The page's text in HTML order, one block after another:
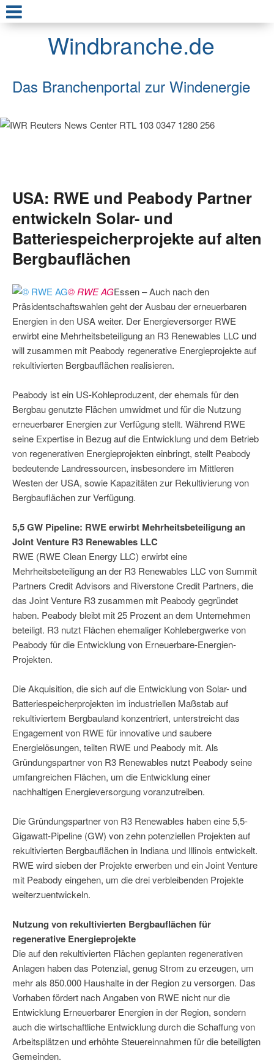
Windbranche.de
Das Branchenportal zur Windenergie
USA: RWE und Peabody Partner
entwickeln Solar- und
Batteriespeicherprojekte auf alten
Bergbauflächen
© RWE AGEssen – Auch nach den
Präsidentschaftswahlen geht der Ausbau der erneuerbaren
Energien in den USA weiter. Der Energieversorger RWE
erwirbt eine Mehrheitsbeteiligung an R3 Renewables LLC und
will zusammen mit Peabody regenerative Energieprojekte auf
rekultivierten Bergbauflächen realisieren.
Peabody ist ein US-Kohleproduzent, der ehemals für den
Bergbau genutzte Flächen umwidmet und für die Nutzung
erneuerbarer Energien zur Verfügung stellt. Während RWE
seine Expertise in Bezug auf die Entwicklung und dem Betrieb
von regenerativen Energieprojekten einbringt, stellt Peabody
bedeutende Landressourcen, insbesondere im Mittleren
Westen der USA, sowie Kapazitäten zur Rekultivierung von
Bergbauflächen zur Verfügung.
5,5 GW Pipeline: RWE erwirbt Mehrheitsbeteiligung an
Joint Venture R3 Renewables LLC
RWE (RWE Clean Energy LLC) erwirbt eine
Mehrheitsbeteiligung an der R3 Renewables LLC von Summit
Partners Credit Advisors and Riverstone Credit Partners, die
das Joint Venture R3 zusammen mit Peabody gegründet
haben. Peabody bleibt mit 25 Prozent an dem Unternehmen
beteiligt. R3 nutzt Flächen ehemaliger Kohlebergwerke von
Peabody für die Entwicklung von Erneuerbare-Energien-
Projekten.
Die Akquisition, die sich auf die Entwicklung von Solar- und
Batteriespeicherprojekten im industriellen Maßstab auf
rekultiviertem Bergbauland konzentriert, unterstreicht das
Engagement von RWE für innovative und saubere
Energielösungen, teilten RWE und Peabody mit. Als
Gründungspartner von R3 Renewables nutzt Peabody seine
umfangreichen Flächen, um die Entwicklung einer
nachhaltigen Energieversorgung voranzutreiben.
Die Gründungspartner von R3 Renewables haben eine 5,5-
Gigawatt-Pipeline (GW) von zehn potenziellen Projekten auf
rekultivierten Bergbauflächen in Indiana und Illinois entwickelt.
RWE wird sieben der Projekte erwerben und ein Joint Venture
mit Peabody eingehen, um die drei verbleibenden Projekte
weiterzuentwickeln.
Nutzung von rekultivierten Bergbauflächen für
regenerative Energieprojekte
Die auf den rekultivierten Flächen geplanten regenerativen
Anlagen haben das Potenzial, genug Strom zu erzeugen, um
mehr als 850.000 Haushalte in der Region zu versorgen. Das
Vorhaben fördert nach Angaben von RWE nicht nur die
Entwicklung Erneuerbarer Energien in der Region, sondern
auch die wirtschaftliche Entwicklung durch die Schaffung von
Arbeitsplätzen und erhöhte Steuereinnahmen für die beteiligten
Gemeinden.